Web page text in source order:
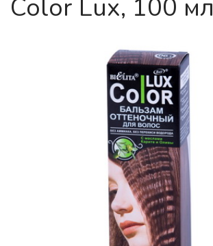
Color Lux, 100 мл